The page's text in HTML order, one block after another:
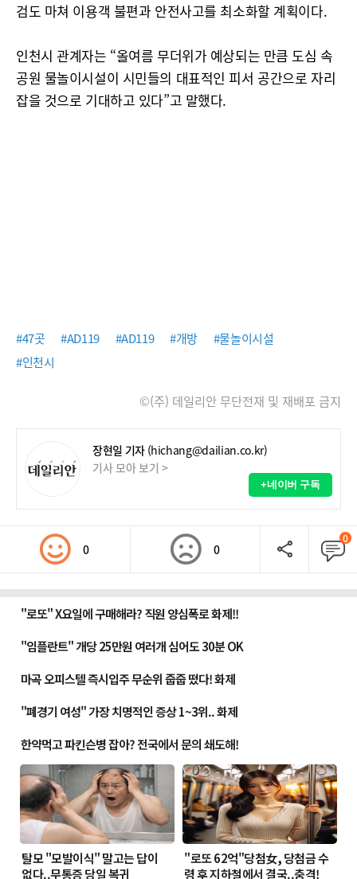
검도 마쳐 이용객 불편과 안전사고를 최소화할 계획이다.
인천시 관계자는 “올여름 무더위가 예상되는 만큼 도심 속
공원 물놀이시설이 시민들의 대표적인 피서 공간으로 자리
잡을 것으로 기대하고 있다”고 말했다.
#47곳 #AD119 #AD119 #개방
#물놀이시설
#인천시
©(주) 데일리안 무단전재 및 재배포 금지
장현일 기자 (hichang@dailian.co.kr)
기사 모아 보기 >
+네이버 구독
0 0
0